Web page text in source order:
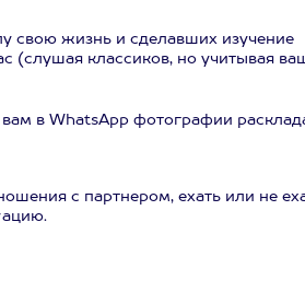
свою жизнь и сделавших изучение
(слушая классиков, но учитывая
в WhatsApp фотографии
с партнером, ехать или не